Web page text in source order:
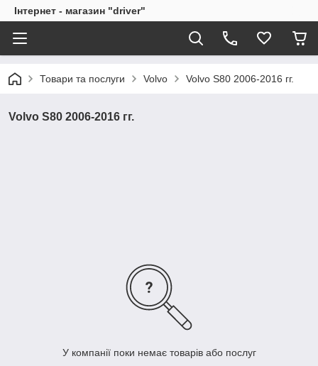
Інтернет - магазин "driver"
Товари та послуги Volvo Volvo S80 2006-2016 гг.
Volvo S80 2006-2016 гг.
У компанії поки немає товарів або послуг